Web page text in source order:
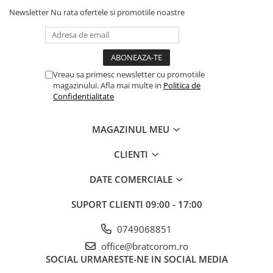
Newsletter Nu rata ofertele si promotiile noastre
Vreau sa primesc newsletter cu promotiile
magazinului. Afla mai multe in Politica de
Confidentialitate
MAGAZINUL MEU
CLIENTI
DATE COMERCIALE
SUPORT CLIENTI 09:00 - 17:00
0749068851
office@bratcorom.ro
SOCIAL URMARESTE-NE IN SOCIAL MEDIA